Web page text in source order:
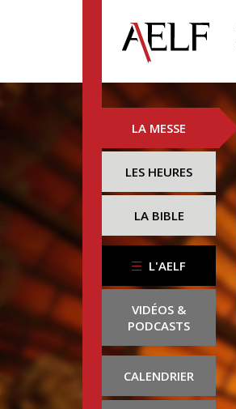
LA MESSE
LES HEURES
LA BIBLE
L'AELF
VIDÉOS &
PODCASTS
CALENDRIER